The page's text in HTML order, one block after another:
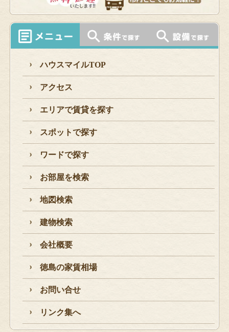
ハウスマイルTOP
アクセス
エリアで賃貸を探す
スポットで探す
ワードで探す
お部屋を検索
地図検索
建物検索
会社概要
徳島の家賃相場
お問い合せ
リンク集へ